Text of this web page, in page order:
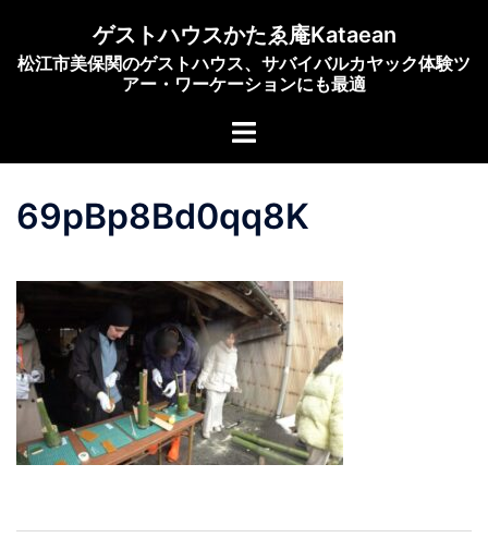
ゲストハウスかたゑ庵Kataean
松江市美保関のゲストハウス、サバイバルカヤック体験ツ
アー・ワーケーションにも最適
ト
メ
ニ
ー
69pBp8Bd0qq8K